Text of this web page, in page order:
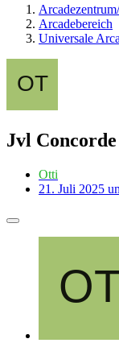
Arcadebereich
Universale
Jvl
Otti
21. Juli 2025